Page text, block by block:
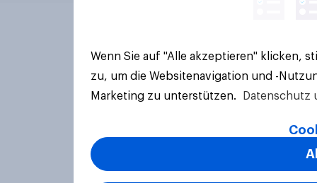
Wenn Sie auf "Alle akzeptieren" klicken,
zu, um die Websitenavigation und -
Marketing zu unterstützen.
Datenschutz